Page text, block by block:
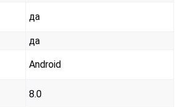
да
да
Android
8.0